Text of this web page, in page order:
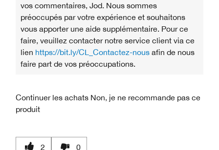
vos commentaires, Jod. Nous sommes
préoccupés par votre expérience et souhaitons
vous apporter une aide supplémentaire. Pour ce
faire, veuillez contacter notre service client via ce
lien https://bit.ly/CL_Contactez-nous afin de nous
faire part de vos préoccupations.
Continuer les achats Non, je ne recommande pas ce
produit
2 0